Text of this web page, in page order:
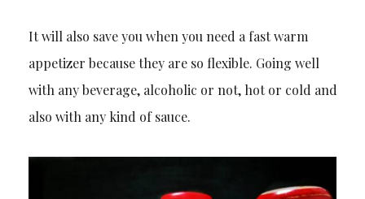
It will also save you when you need a fast warm
appetizer because they are so flexible. Going well
with any beverage, alcoholic or not, hot or cold and
also with any kind of sauce.